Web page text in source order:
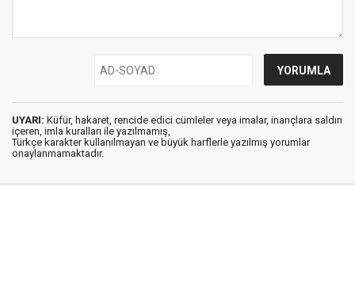
UYARI: Küfür, hakaret, rencide edici cümleler veya imalar, inançlara saldırı
içeren, imla kuralları ile yazılmamış,
Türkçe karakter kullanılmayan ve büyük harflerle yazılmış yorumlar
onaylanmamaktadır.